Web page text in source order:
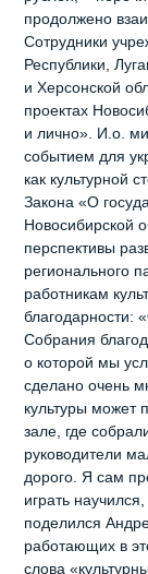
продолжено
Сотрудники
Республики,
и Херсонской
проектах
и лично». И.о.
событием для
как культурной
Закона «О
Новосибирской
перспективы
регионального
работникам
благодарности:
Собрания
о которой мы
сделано очень
культуры может
зале, где
руководители
дорого. Я сам
играть
поделился
работающих в
слова